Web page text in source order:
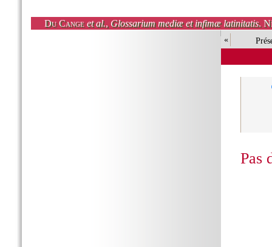
Du Cange et al., Glossarium mediæ et infimæ latinitatis.
«
Pas